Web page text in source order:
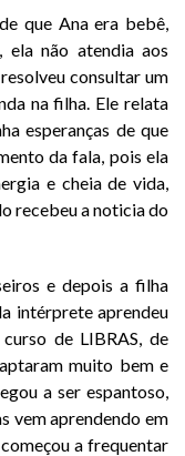
que Ana era bebê,
ela não atendia aos
consultar um
na filha. Ele relata
esperanças de que
da fala, pois ela
e cheia de vida,
recebeu a noticia do
e depois a filha
intérprete aprendeu
de LIBRAS, de
muito bem e
a ser espantoso,
vem aprendendo em
a frequentar